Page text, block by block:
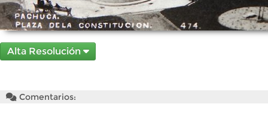
Alta Resolución
Comentarios: